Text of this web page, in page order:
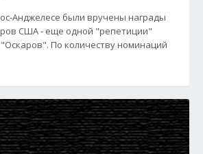
Анджелесе были вручены награды
США - еще одной "репетиции"
По количеству номинаций